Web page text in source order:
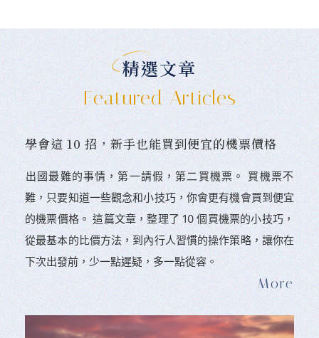
精選文章
Featured Articles
學會這 10 招，新手也能買到便宜的機票價格
󠀠出國最難的事情，第一請假，第二買機票。 󠀠買機票不
難，只要知道一些觀念和小技巧，你會更有機會買到便宜
的機票價格。 這篇文章，整理了 10 個買機票的小技巧，
從最基本的比價方法，到內行人習慣的操作策略，讓你在
下次出發前，少一點遲疑，多一點從容。